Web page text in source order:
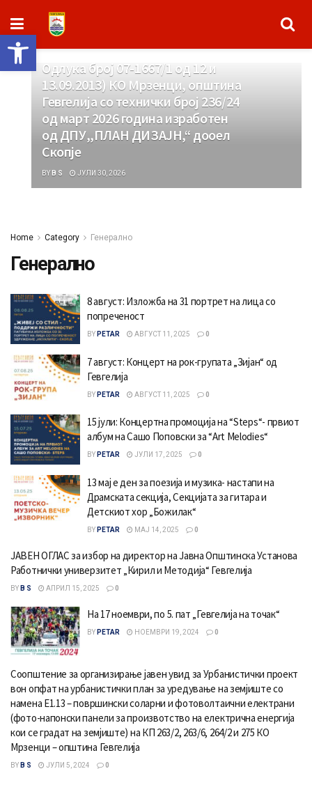
Open toolbar
границите на градежните парцели
ГП 10.4.8 и ГП 10.4.5 од ДУП за
Блок 10 (10.1, 10.3, 10.4 и 10.5,
Одлука број 07-1667/1 од 12 и
13.09.2013) КО Мрзенци, општина
Гевгелија со технички број 236/24
од март 2026 година изработен
од ДПУ,,ПЛАН ДИЗАЈН,“ дооел
Скопје
BY B S ЈУЛИ 30, 2026
Home Category Генерално
Генерално
8 август: Изложба на 31 портрет на лица со
попреченост
BY PETAR АВГУСТ 11, 2025 0
7 август: Концерт на рок-групата „Зијан“ од
Гевгелија
BY PETAR АВГУСТ 11, 2025 0
15 јули: Концертна промоција на “Steps“- првиот
албум на Сашо Поповски за “Аrt Melodies“
BY PETAR ЈУЛИ 17, 2025 0
13 мај е ден за поезија и музика- настапи на
Драмската секција, Секцијата за гитара и
Детскиот хор „Божилак“
BY PETAR МАЈ 14, 2025 0
ЈАВЕН ОГЛАС за избор на директор на Јавна Општинска Установа
Работнички универзитет „Кирил и Методија“ Гевгелија
BY B S АПРИЛ 15, 2025 0
На 17 ноември, по 5. пат „Гевгелија на точак“
BY PETAR НОЕМВРИ 19, 2024 0
Соопштение за организирање јавен увид за Урбанистички проект
вон опфат на урбанистички план за уредување на земјиште со
намена Е1.13 – површински соларни и фотоволтаични електрани
(фото-напонски панели за произвотство на електрична енергија
кои се градат на земјиште) на КП 263/2, 263/6, 264/2 и 275 КО
Мрзенци – општина Гевгелија
BY B S ЈУЛИ 5, 2024 0